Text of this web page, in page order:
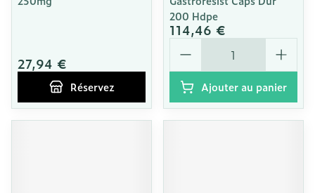
27,94 €
Réservez
200 Hdpe
114,46 €
Quantité
Ajouter au panier